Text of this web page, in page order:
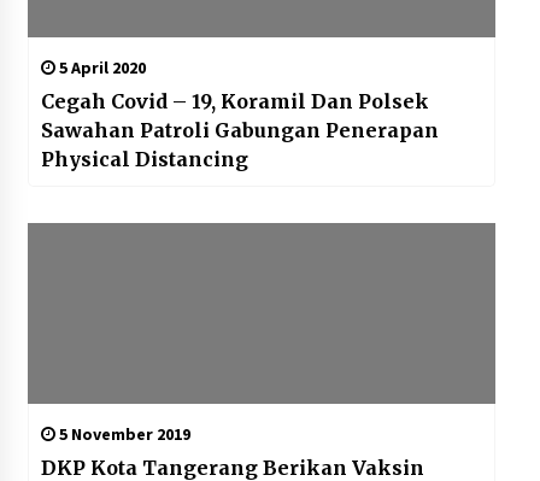
5 April 2020
Cegah Covid – 19, Koramil Dan Polsek
Sawahan Patroli Gabungan Penerapan
Physical Distancing
5 November 2019
DKP Kota Tangerang Berikan Vaksin